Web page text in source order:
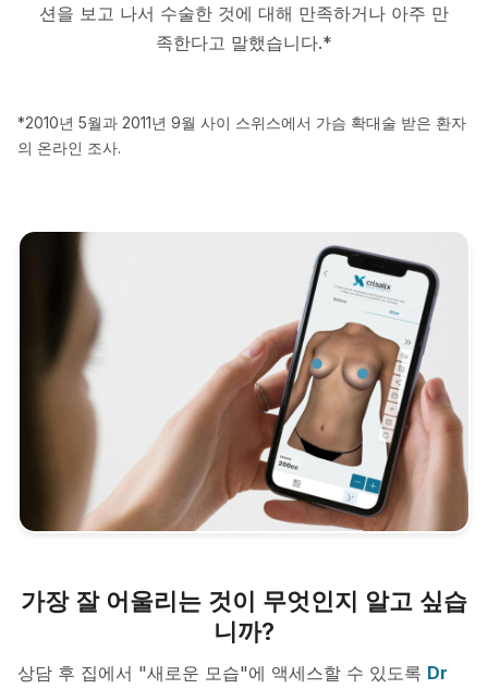
션을 보고 나서 수술한 것에 대해 만족하거나 아주 만
족한다고 말했습니다.*
*2010년 5월과 2011년 9월 사이 스위스에서 가슴 확대술 받은 환자
의 온라인 조사.
가장 잘 어울리는 것이 무엇인지 알고 싶습
니까?
상담 후 집에서 "새로운 모습"에 액세스할 수 있도록 Dr